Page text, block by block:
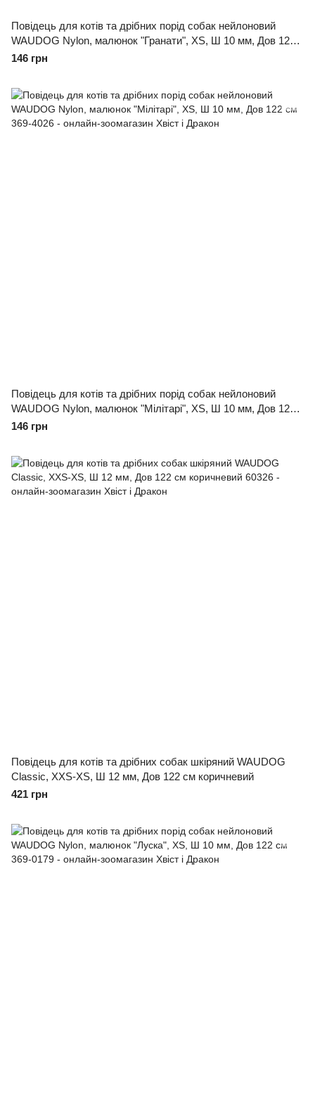
Повідець для котів та дрібних порід собак нейлоновий
WAUDOG Nylon, малюнок "Гранати", XS, Ш 10 мм, Дов 122
см
146 грн
Повідець для котів та дрібних порід собак нейлоновий
WAUDOG Nylon, малюнок "Мілітарі", XS, Ш 10 мм, Дов 122
см
146 грн
Повідець для котів та дрібних собак шкіряний WAUDOG
Classic, XXS-XS, Ш 12 мм, Дов 122 см коричневий
421 грн